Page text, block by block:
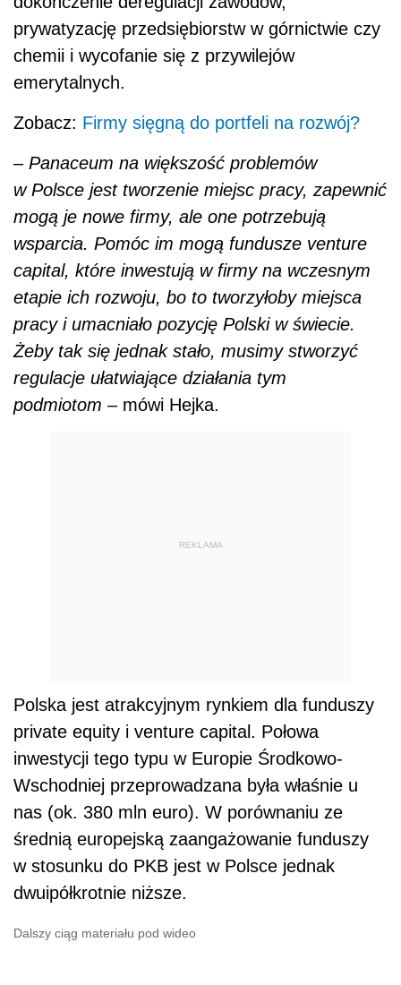
prywatyzację przedsiębiorstw w górnictwie czy
chemii i wycofanie się z przywilejów
emerytalnych.
Zobacz: Firmy sięgną do portfeli na rozwój?
– Panaceum na większość problemów
w Polsce jest tworzenie miejsc pracy, zapewnić
mogą je nowe firmy, ale one potrzebują
wsparcia. Pomóc im mogą fundusze venture
capital, które inwestują w firmy na wczesnym
etapie ich rozwoju, bo to tworzyłoby miejsca
pracy i umacniało pozycję Polski w świecie.
Żeby tak się jednak stało, musimy stworzyć
regulacje ułatwiające działania tym
podmiotom – mówi Hejka.
REKLAMA
Polska jest atrakcyjnym rynkiem dla funduszy
private equity i venture capital. Połowa
inwestycji tego typu w Europie Środkowo-
Wschodniej przeprowadzana była właśnie u
nas (ok. 380 mln euro). W porównaniu ze
średnią europejską zaangażowanie funduszy
w stosunku do PKB jest w Polsce jednak
dwuipółkrotnie niższe.
Dalszy ciąg materiału pod wideo